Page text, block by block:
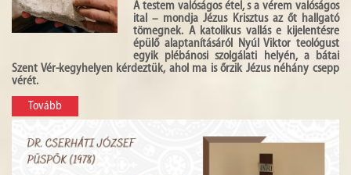
A testem valóságos étel, s a vérem valóságos
ital – mondja Jézus Krisztus az őt hallgató
tömegnek. A katolikus vallás e kijelentésre
épülő alaptanításáról Nyúl Viktor teológust
egyik plébánosi szolgálati helyén, a bátai
Szent Vér-kegyhelyen kérdeztük, ahol ma is őrzik Jézus néhány csepp
vérét.
Tovább